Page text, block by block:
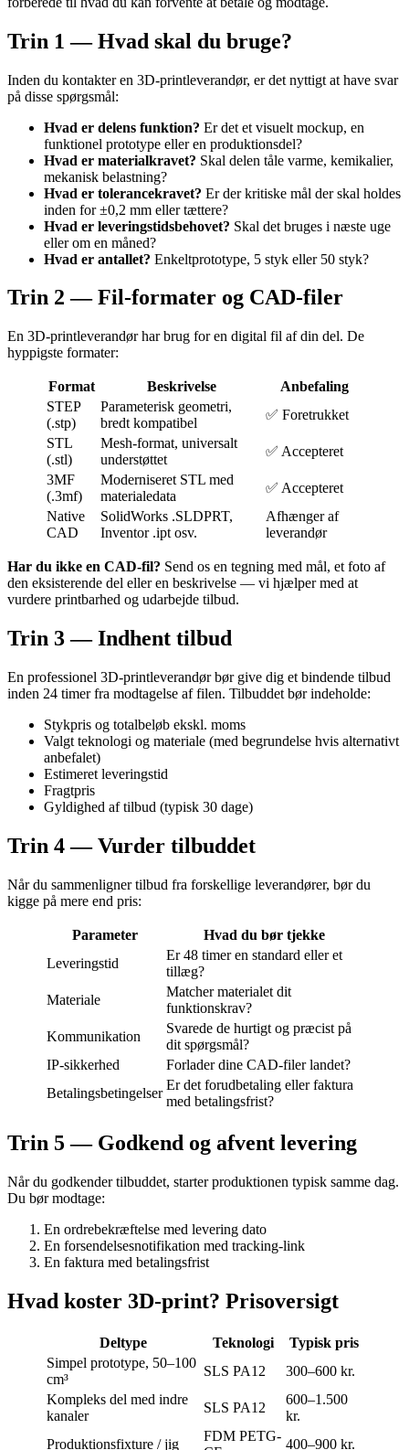
Trin 1 — Hvad skal du bruge?
Inden du kontakter en 3D-printleverandør, er det nyttigt at have svar
på disse spørgsmål:
Hvad er delens funktion? Er det et visuelt mockup, en
funktionel prototype eller en produktionsdel?
Hvad er materialkravet? Skal delen tåle varme, kemikalier,
mekanisk belastning?
Hvad er tolerancekravet? Er der kritiske mål der skal holdes
inden for ±0,2 mm eller tættere?
Hvad er leveringstidsbehovet? Skal det bruges i næste uge
eller om en måned?
Hvad er antallet? Enkeltprototype, 5 styk eller 50 styk?
Trin 2 — Fil-formater og CAD-filer
En 3D-printleverandør har brug for en digital fil af din del. De
hyppigste formater:
Format Beskrivelse
Anbefaling
STEP
(.stp)
Parameterisk geometri,
bredt kompatibel
✅ Foretrukket
STL
(.stl)
Mesh-format, universalt
understøttet
✅ Accepteret
3MF
(.3mf)
Moderniseret STL med
materialedata
✅ Accepteret
Native
CAD
SolidWorks .SLDPRT,
Inventor .ipt osv.
Afhænger af
leverandør
Har du ikke en CAD-fil? Send os en tegning med mål, et foto af
den eksisterende del eller en beskrivelse — vi hjælper med at
vurdere printbarhed og udarbejde tilbud.
Trin 3 — Indhent tilbud
En professionel 3D-printleverandør bør give dig et bindende tilbud
inden 24 timer fra modtagelse af filen. Tilbuddet bør indeholde:
Stykpris og totalbeløb ekskl. moms
Valgt teknologi og materiale (med begrundelse hvis alternativt
anbefalet)
Estimeret leveringstid
Fragtpris
Gyldighed af tilbud (typisk 30 dage)
Trin 4 — Vurder tilbuddet
Når du sammenligner tilbud fra forskellige leverandører, bør du
kigge på mere end pris:
Parameter
Hvad du bør tjekke
Leveringstid
Er 48 timer en standard eller et
tillæg?
Materiale
Matcher materialet dit
funktionskrav?
Kommunikation
Svarede de hurtigt og præcist på
dit spørgsmål?
IP-sikkerhed
Forlader dine CAD-filer landet?
Betalingsbetingelser
Er det forudbetaling eller faktura
med betalingsfrist?
Trin 5 — Godkend og afvent levering
Når du godkender tilbuddet, starter produktionen typisk samme dag.
Du bør modtage:
En ordrebekræftelse med levering dato
En forsendelsesnotifikation med tracking-link
En faktura med betalingsfrist
Hvad koster 3D-print? Prisoversigt
Deltype Teknologi
Typisk pris
Simpel prototype, 50–100
cm³
SLS PA12
300–600 kr.
Kompleks del med indre
kanaler
SLS PA12
600–1.500
kr.
Produktionsfixture / jig
FDM PETG-
400–900 kr.